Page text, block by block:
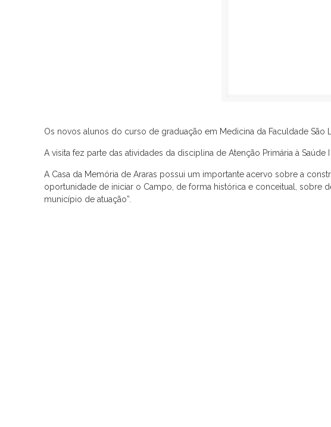
Os novos alunos do curso de graduação em Medicina da Faculdade
A visita fez parte das atividades da disciplina de Atenção Primária à
A Casa da Memória de Araras possui um importante acervo sobre a
oportunidade de iniciar o Campo, de forma histórica e conceitual, sobre
município de atuação”.